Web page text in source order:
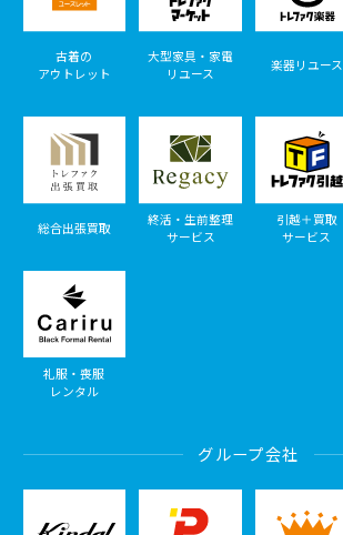
古着の
アウトレット
大型家具・家電
リユース
楽器リユース
総合出張買取
終活・生前整理
サービス
引越＋買取
サービス
礼服・喪服
レンタル
グループ会社